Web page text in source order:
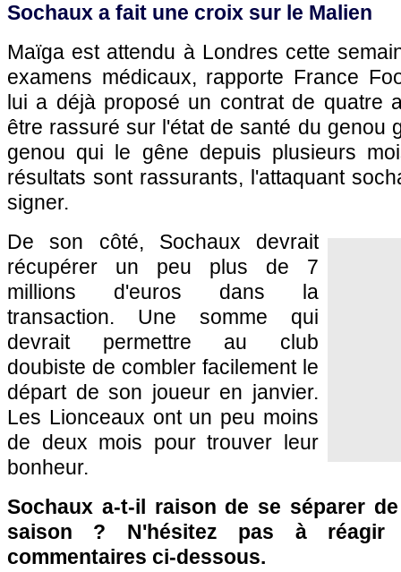
Sochaux a fait une croix sur le Malien
Maïga est attendu à Londres cette
examens médicaux, rapporte France
lui a déjà proposé un contrat de quatre
être rassuré sur l'état de santé du genou
genou qui le gêne depuis plusieurs
résultats sont rassurants, l'attaquant
signer.
De son côté, Sochaux devrait
récupérer un peu plus de 7
millions d'euros dans la
transaction. Une somme qui
devrait permettre au club
doubiste de combler facilement le
départ de son joueur en janvier.
Les Lionceaux ont un peu moins
de deux mois pour trouver leur
bonheur.
Sochaux a-t-il raison de se séparer
saison ? N'hésitez pas à réagir
commentaires ci-dessous.